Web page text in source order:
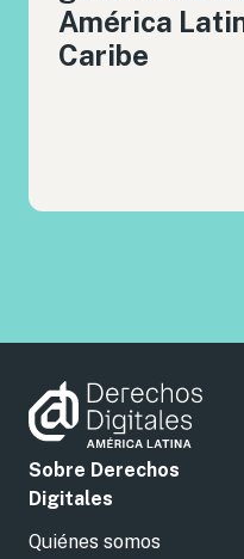
América
Caribe
Sobre Derechos
Digitales
Quiénes somos